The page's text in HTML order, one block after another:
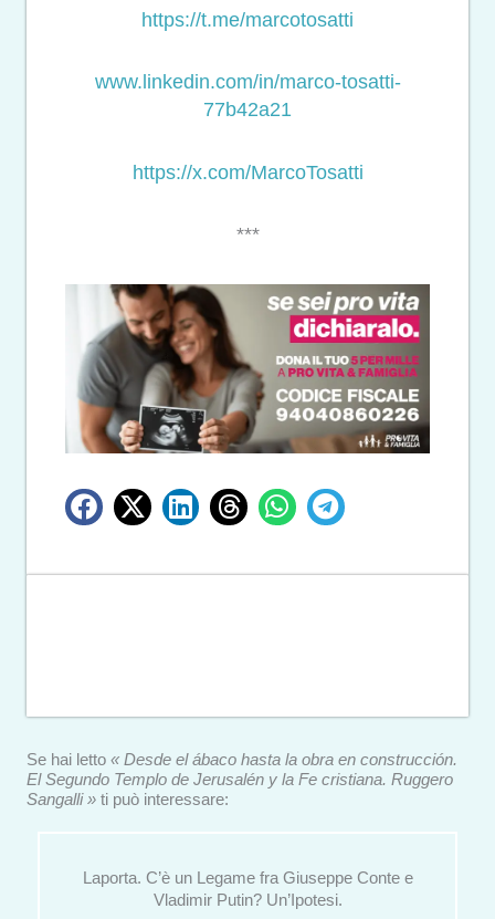
https://t.me/marcotosatti
www.linkedin.com/in/marco-tosatti-
77b42a21
https://x.com/MarcoTosatti
***
Se hai letto « Desde el ábaco hasta la obra en construcción.
El Segundo Templo de Jerusalén y la Fe cristiana. Ruggero
Sangalli » ti può interessare:
Laporta. C’è un Legame fra Giuseppe Conte e
Vladimir Putin? Un’Ipotesi.